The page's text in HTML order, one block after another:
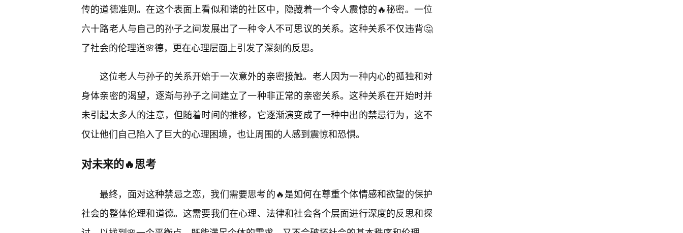
传的道德准则。在这个表面上看似和谐的社区中，隐藏着一个令人震惊的🔥秘密。一位
六十路老人与自己的孙子之间发展出了一种令人不可思议的关系。这种关系不仅违背🤔
了社会的伦理道🌸德，更在心理层面上引发了深刻的反思。
这位老人与孙子的关系开始于一次意外的亲密接触。老人因为一种内心的孤独和对
身体亲密的渴望，逐渐与孙子之间建立了一种非正常的亲密关系。这种关系在开始时并
未引起太多人的注意，但随着时间的推移，它逐渐演变成了一种中出的禁忌行为，这不
仅让他们自己陷入了巨大的心理困境，也让周围的人感到震惊和恐惧。
对未来的🔥思考
最终，面对这种禁忌之恋，我们需要思考的🔥是如何在尊重个体情感和欲望的保护
社会的整体伦理和道德。这需要我们在心理、法律和社会各个层面进行深度的反思和探